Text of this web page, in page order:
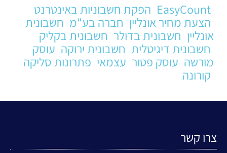
EasyCount הפקת חשבוניות באינטרנט
הצעת מחיר אונליין חברה בע"מ חשבונית
אונליין חשבונית בדולר חשבונית בקליק
חשבונית דיגיטלית חשבונית ירוקה עוסק
מורשה עוסק פטור עצמאי פתרונות סליקה
קורונה
צרו קשר